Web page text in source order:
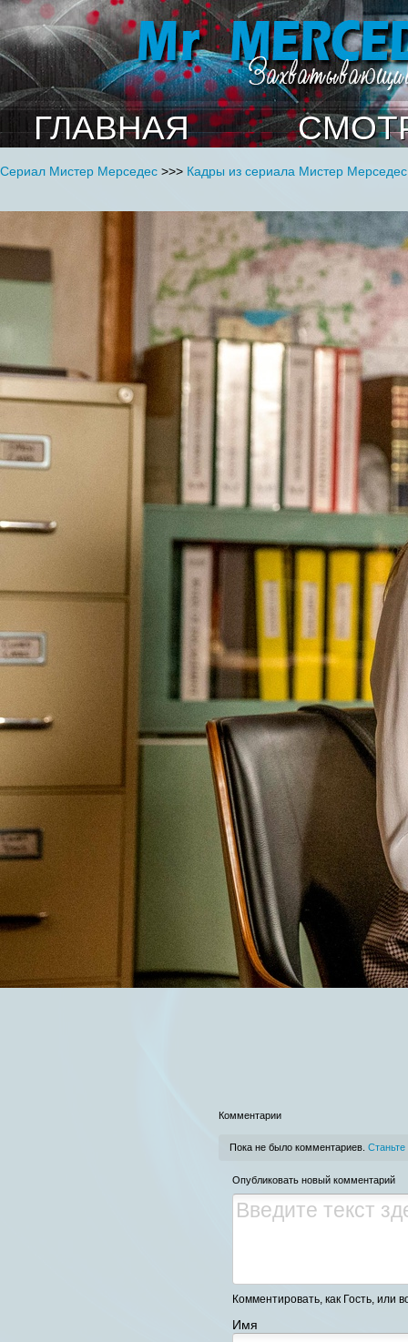
ГЛАВНАЯ
Сериал Мистер Мерседес >>> Кадры из сериала Мистер
Комментарии
Пока не было комментариев.
Опубликовать новый комментарий
Комментировать, как Гость, или
Имя